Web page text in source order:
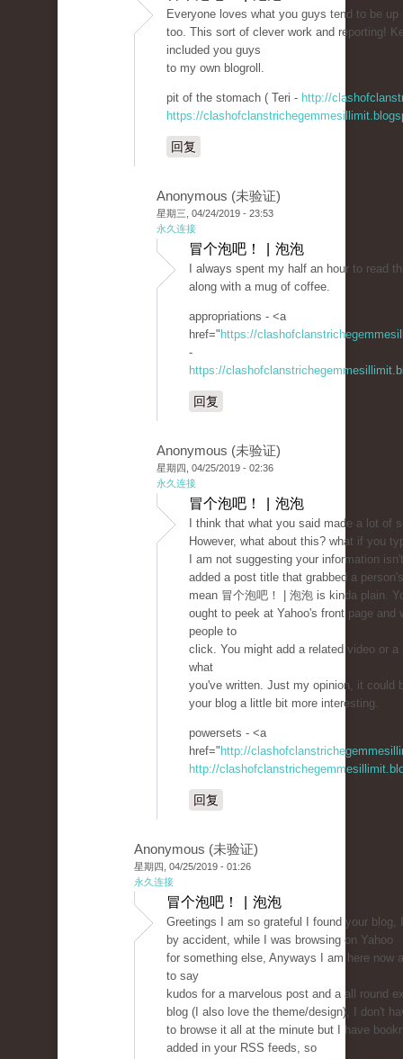
Everyone loves what you guys tend to be up
too. This sort of clever work and reporting!
included you guys
to my own blogroll.
pit of the stomach ( Teri - http://
https://
回复
Anonymous (未验证)
星期三, 04/24/2019 - 23:53
永久连接
冒个泡吧！ | 泡泡
I always spent my half an hour to read
along with a mug of coffee.
appropriations - <a
href=" https://
-
https://
回复
Anonymous (未验证)
星期四, 04/25/2019 - 02:36
永久连接
冒个泡吧！ | 泡泡
I think that what you said made a lot of
However, what about this? what if you
I am not suggesting your information
added a post title that grabbed a
mean 冒个泡吧！ | 泡泡 is kinda plain.
ought to peek at Yahoo's front page
people to
click. You might add a related video or
what
you've written. Just my opinion, it could
your blog a little bit more interesting.
powersets - <a
href=" http://
http://
回复
Anonymous (未验证)
星期四, 04/25/2019 - 01:26
永久连接
冒个泡吧！ | 泡泡
Greetings I am so grateful I found your blog,
by accident, while I was browsing on Yahoo
for something else, Anyways I am here now
to say
kudos for a marvelous post and a all round
blog (I also love the theme/design), I don't
to browse it all at the minute but I have
added in your RSS feeds, so